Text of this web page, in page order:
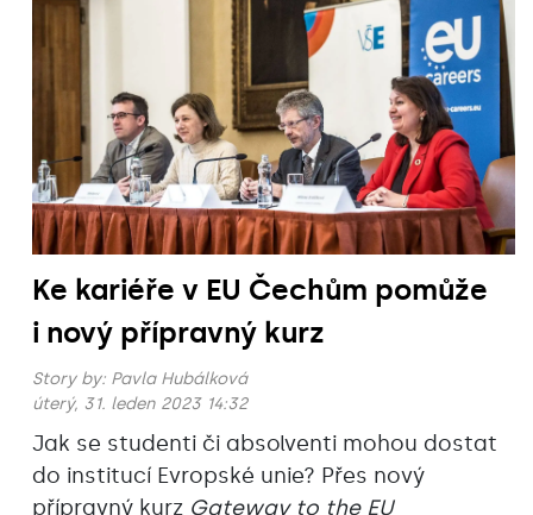
Ke kariéře v EU Čechům pomůže
i nový přípravný kurz
Story by: Pavla Hubálková
úterý, 31. leden 2023 14:32
Jak se studenti či absolventi mohou dostat
do institucí Evropské unie? Přes nový
přípravný kurz Gateway to the EU